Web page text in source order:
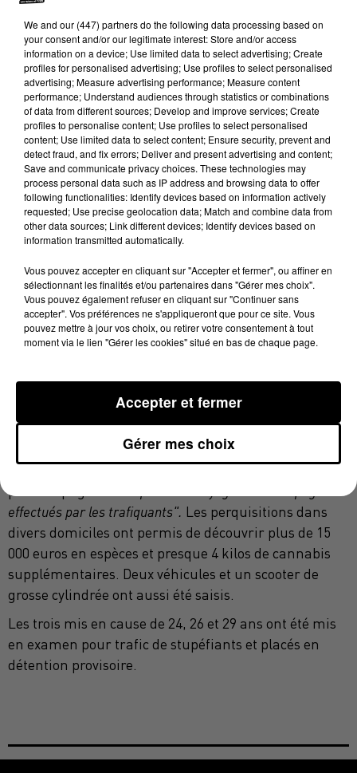
Vendredi dernier, les policiers toulousains de l'OFAST
(office anti-stupéfiants) assistés de la BRI (Brigade de
recherches et d'intervention de la police judiciaire)
ont intercepté deux véhicules en provenance
d'Espagne. Deux individus étaient interpellés, ils
avaient caché le produit dans une cache aménagé
sous la tableau de bord. Deux jours plus tard, un
troisième individu lié au trafic était interpellé, à son
domicile où était découvert 1 kg supplémentaire de
haschich.
Ces interpellations sont la conséquence d'une
enquête"initiée par l'OFAST le 29 octobre"et "visant une
équipe de malfaiteurs agissant à partir du quartier de
Bellefontaine"précisait le procureur de la République
avaient, durant plusieurs semaines, constaté" des
allées et venues" "des rencontres entre plusieurs
personnes"ne laissant aucun doute sur leur activité.
Les enquêteurs, dans le cadre des surveillances mises
en place, avaient assisté - en collaboration avec la
police espagnole -
effectués par les trafiquants". Les perquisitions dans
divers domiciles ont permis de découvrir plus de 15
000 euros en espèces et presque 4 kilos de cannabis
supplémentaires. Deux véhicules et un scooter de
grosse cylindrée ont aussi été saisis.
Les trois mis en cause de 24, 26 et 29 ans ont été mis
en examen pour trafic de stupéfiants et placés en
détention provisoire.
We and our (447) partnersdo the following data processing based on
your consent and/or our legitimate interest: Store and/or access
information on a device; Use limited data to select advertising; Create
profiles for personalised advertising; Use profiles to select personalised
advertising; Measure advertising performance; Measure content
performance; Understand audiences through statistics or combinations
of data from different sources; Develop and improve services; Create
profiles to personalise content; Use profiles to select personalised
content; Use limited data to select content; Ensure security, prevent and
detect fraud, and fix errors; Deliver and present advertising and content;
Save and communicate privacy choices. These technologies may
process personal data such as IP address and browsing data to offer
following functionalities: Identify devices based on information actively
requested; Use precise geolocation data; Match and combine data from
other data sources; Link different devices; Identify devices based on
information transmitted automatically.
Vous pouvez accepter en cliquant sur "Accepter et fermer", ou affiner en
sélectionnant les finalités et/ou partenaires dans "Gérer mes choix".
Vous pouvez également refuser en cliquant sur "Continuer sans
accepter". Vos préférences ne s'appliqueront que pour ce site. Vous
pouvez mettre à jour vos choix, ou retirer votre consentement à tout
moment via le lien "Gérer les cookies" situé en bas de chaque page.
Gérer mes choix
Accepter et fermer